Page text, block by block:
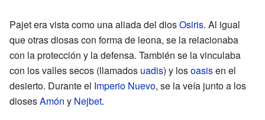
Pajet era vista como una aliada del diosOsiris. Al igual
que otras diosas con forma de leona, se la relacionaba
con la protección y la defensa. También se la vinculaba
con los valles secos (llamados uadis) y losoasisen el
desierto. Durante el Imperio Nuevo, se la veía junto a los
diosesAmón y Nejbet.